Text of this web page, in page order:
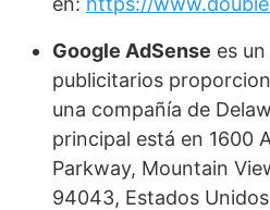
Google AdSense es
publicitarios
una compañía de
principal está en 1600
Parkway, Mountain
94043, Estados